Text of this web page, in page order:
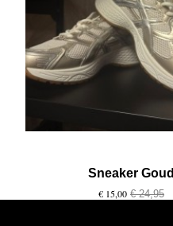
Sneaker Goud
€ 15,00 € 24,95